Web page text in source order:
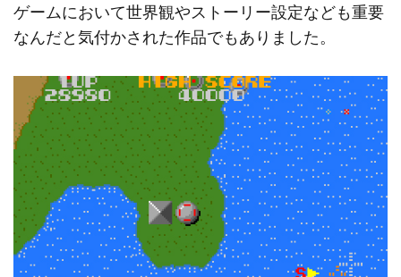
ゲームにおいて世界観やストーリー設定なども重要
なんだと気付かされた作品でもありました。